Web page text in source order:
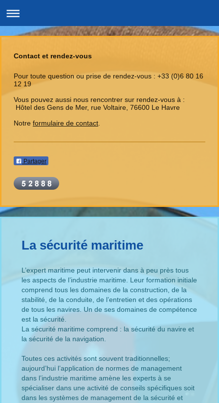
Contact et rendez-vous
Pour toute question ou prise de rendez-vous : +33 (0)6 80 16
12 19
Vous pouvez aussi nous rencontrer sur rendez-vous à :
Hôtel des Gens de Mer, rue Voltaire, 76600 Le Havre
Notre formulaire de contact
Partager
La sécurité maritime
L’expert maritime peut intervenir dans à peu près tous
les aspects de l’industrie maritime. Leur formation initiale
comprend tous les domaines de la construction, de la
stabilité, de la conduite, de l’entretien et des opérations
de tous les navires. Un de ses domaines de compétence
est la sécurité.
La sécurité maritime comprend : la sécurité du navire et
la sécurité de la navigation.
Toutes ces activités sont souvent traditionnelles;
aujourd’hui l’application de normes de management
dans l’industrie maritime amène les experts à se
spécialiser dans une activité de conseils spécifiques soit
dans les systèmes de management de la sécurité et